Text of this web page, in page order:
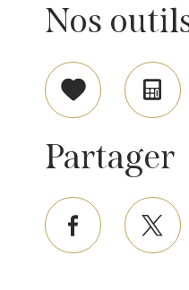
Nos
Sélectionner
Partager
facebook